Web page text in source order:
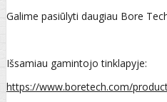
Galime pasiūlyti daugiau Bore
Išsamiau gamintojo tinklapyje:
https://www.boretech.com/